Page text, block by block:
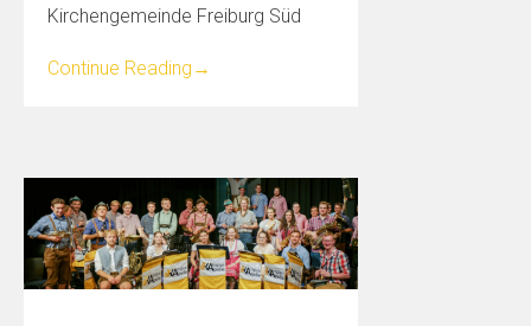
Kirchengemeinde Freiburg Süd
Continue Reading →